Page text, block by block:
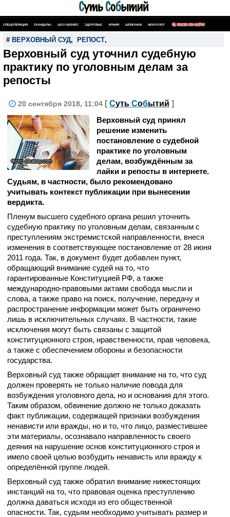
СПЕЦОПЕРАЦИЯ СКАНДАЛЫ ШОУ-БИЗНЕС ЗДОРОВЬЕ АРМИЯ ШПИОНАЖ НЕКРОЛОГ ПОИСК ПО САЙТУ
# ВЕРХОВНЫЙ СУД, РЕПОСТ,
Верховный суд уточнил судебную
практику по уголовным делам за
репосты
20 сентября 2018, 11:04 [ Суть Событий ]
Фото: pixabay.com
Верховный суд принял
решение изменить
постановление о судебной
практике по уголовным
делам, возбуждённым за
лайки и репосты в интернете.
Судьям, в частности, было рекомендовано
учитывать контекст публикации при вынесении
вердикта.
Пленум высшего судебного органа решил уточнить
судебную практику по уголовным делам, связанным с
преступлениям экстремистской направленности, внеся
изменения в соответствующее постановление от 28 июня
2011 года. Так, в документ будет добавлен пункт,
обращающий внимание судей на то, что
гарантированные Конституцией РФ, а также
международно-правовыми актами свобода мысли и
слова, а также право на поиск, получение, передачу и
распространение информации может быть ограничено
лишь в исключительных случаях. В частности, такие
исключения могут быть связаны с защитой
конституционного строя, нравственности, прав человека,
а также с обеспечением обороны и безопасности
государства.
Верховный суд также обращает внимание на то, что суд
должен проверять не только наличие повода для
возбуждения уголовного дела, но и основания для этого.
Таким образом, обвинение должно не только доказать
факт публикации, содержащей признаки возбуждения
ненависти или вражды, но и то, что лицо, разместившее
эти материалы, осознавало направленность своего
деяния на нарушение основ конституционного строя и
имело своей целью возбудить ненависть или вражду к
определённой группе людей.
Верховный суд также обратил внимание нижестоящих
инстанций на то, что правовая оценка преступлению
должна даваться исходя из его общественной
опасности. Так, судьям необходимо учитывать размер и